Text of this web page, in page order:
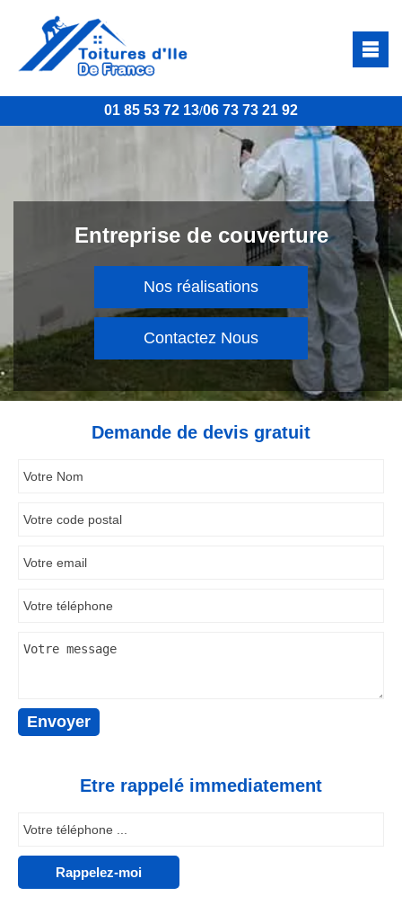
01 85 53 72 13/06 73 73 21 92
Entreprise de couverture
Nos réalisations
Contactez Nous
Demande de devis gratuit
Etre rappelé immediatement